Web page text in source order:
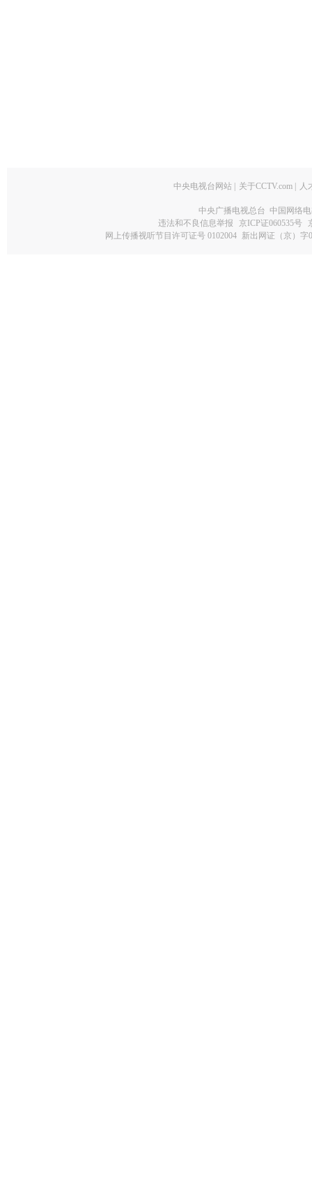
中央电视台网站 关于CCTV.com 人
中央广播电视总台 中国网络
违法和不良信息举报
京ICP证060535号
网上传播视听节目许可证号 0102004 新出网证（京）